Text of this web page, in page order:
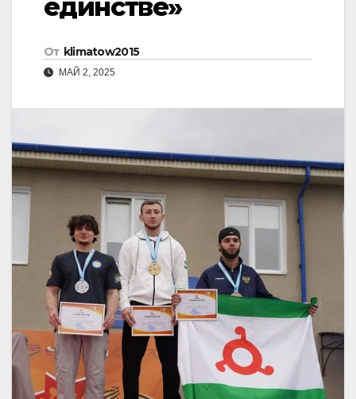
единстве»
От klimatow2015
МАЙ 2, 2025